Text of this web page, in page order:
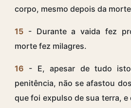
corpo, mesmo depois da
15 - Durante a vaida fez
morte fez milagres.
16 - E, apesar de tudo
penitência, não se afastou
que foi expulso de sua terra,